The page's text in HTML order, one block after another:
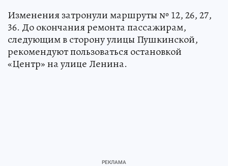
Изменения затронули маршруты № 12, 26, 27,
36. До окончания ремонта пассажирам,
следующим в сторону улицы Пушкинской,
рекомендуют пользоваться остановкой
«Центр» на улице Ленина.